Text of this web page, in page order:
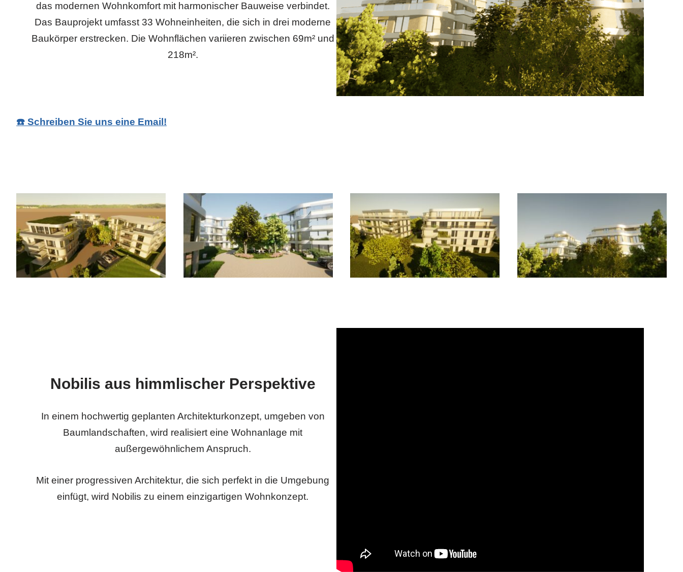
das modernen Wohnkomfort mit harmonischer Bauweise verbindet.
Das Bauprojekt umfasst 33 Wohneinheiten, die sich in drei moderne
Baukörper erstrecken. Die Wohnflächen variieren zwischen 69m² und
218m².
☎️ Schreiben Sie uns eine Email!
Nobilis aus himmlischer Perspektive
In einem hochwertig geplanten Architekturkonzept, umgeben von
Baumlandschaften, wird realisiert eine Wohnanlage mit
außergewöhnlichem Anspruch.
Mit einer progressiven Architektur, die sich perfekt in die Umgebung
einfügt, wird Nobilis zu einem einzigartigen Wohnkonzept.